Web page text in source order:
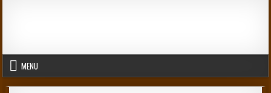
MENU